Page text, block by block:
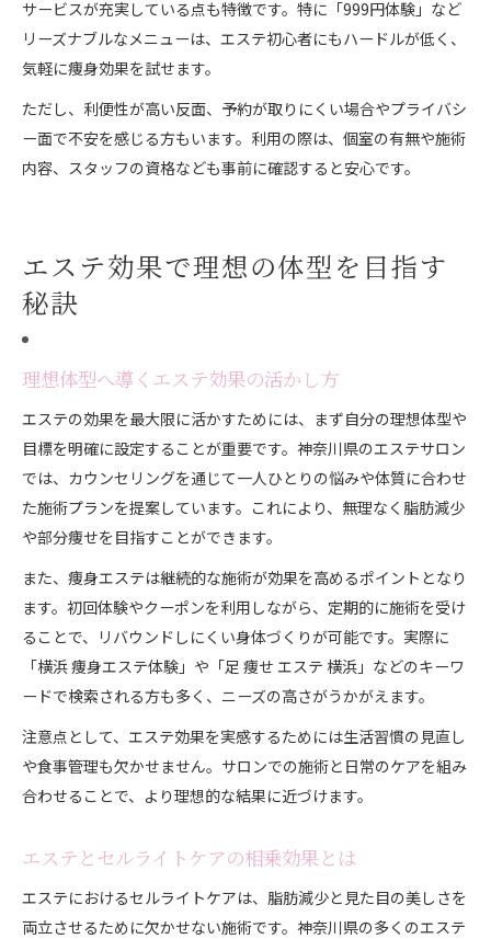
サービスが充実している点も特徴です。特に「999円体験」など
リーズナブルなメニューは、エステ初心者にもハードルが低く、
気軽に痩身効果を試せます。
ただし、利便性が高い反面、予約が取りにくい場合やプライバシ
ー面で不安を感じる方もいます。利用の際は、個室の有無や施術
内容、スタッフの資格なども事前に確認すると安心です。
エステ効果で理想の体型を目指す
秘訣
理想体型へ導くエステ効果の活かし方
エステの効果を最大限に活かすためには、まず自分の理想体型や
目標を明確に設定することが重要です。神奈川県のエステサロン
では、カウンセリングを通じて一人ひとりの悩みや体質に合わせ
た施術プランを提案しています。これにより、無理なく脂肪減少
や部分痩せを目指すことができます。
また、痩身エステは継続的な施術が効果を高めるポイントとなり
ます。初回体験やクーポンを利用しながら、定期的に施術を受け
ることで、リバウンドしにくい身体づくりが可能です。実際に
「横浜 痩身エステ体験」や「足 痩せ エステ 横浜」などのキーワ
ードで検索される方も多く、ニーズの高さがうかがえます。
注意点として、エステ効果を実感するためには生活習慣の見直し
や食事管理も欠かせません。サロンでの施術と日常のケアを組み
合わせることで、より理想的な結果に近づけます。
エステとセルライトケアの相乗効果とは
エステにおけるセルライトケアは、脂肪減少と見た目の美しさを
両立させるために欠かせない施術です。神奈川県の多くのエステ